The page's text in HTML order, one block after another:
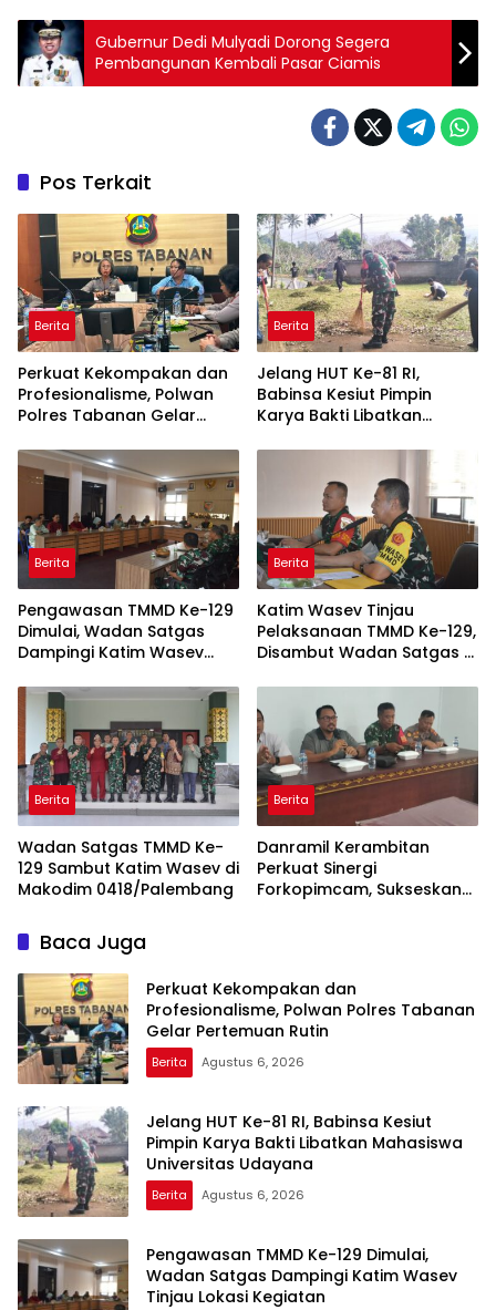
Gubernur Dedi Mulyadi Dorong Segera
Pembangunan Kembali Pasar Ciamis
Pos Terkait
Berita
Perkuat Kekompakan dan
Profesionalisme, Polwan
Polres Tabanan Gelar
Berita
Jelang HUT Ke-81 RI,
Babinsa Kesiut Pimpin
Karya Bakti Libatkan
Udayana
Berita
Pengawasan TMMD Ke-129
Dimulai, Wadan Satgas
Dampingi Katim Wasev
Berita
Katim Wasev Tinjau
Pelaksanaan TMMD Ke-129,
Disambut Wadan Satgas di
Berita
Wadan Satgas TMMD Ke-
129 Sambut Katim Wasev di
Makodim 0418/Palembang
Berita
Danramil Kerambitan
Perkuat Sinergi
Forkopimcam, Sukseskan
Baca Juga
Perkuat Kekompakan dan
Profesionalisme, Polwan Polres Tabanan
Gelar Pertemuan Rutin
Berita Agustus 6, 2026
Jelang HUT Ke-81 RI, Babinsa Kesiut
Pimpin Karya Bakti Libatkan Mahasiswa
Universitas Udayana
Berita Agustus 6, 2026
Pengawasan TMMD Ke-129 Dimulai,
Wadan Satgas Dampingi Katim Wasev
Tinjau Lokasi Kegiatan